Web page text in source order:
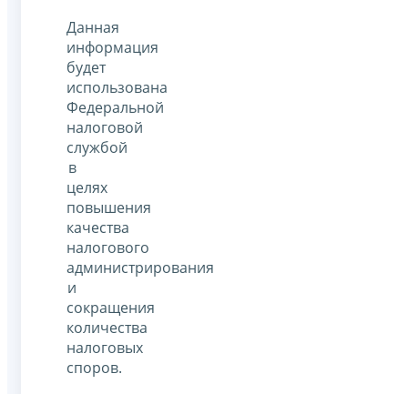
Данная
информация
будет
использована
Федеральной
налоговой
службой
в
целях
повышения
качества
налогового
администрирования
и
сокращения
количества
налоговых
споров.